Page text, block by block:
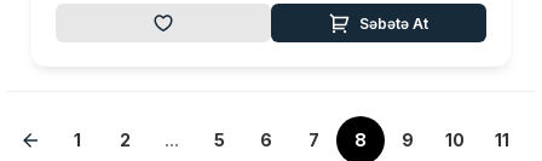
Səbətə At
1 2 ... 5 6 7 8 9 10 11